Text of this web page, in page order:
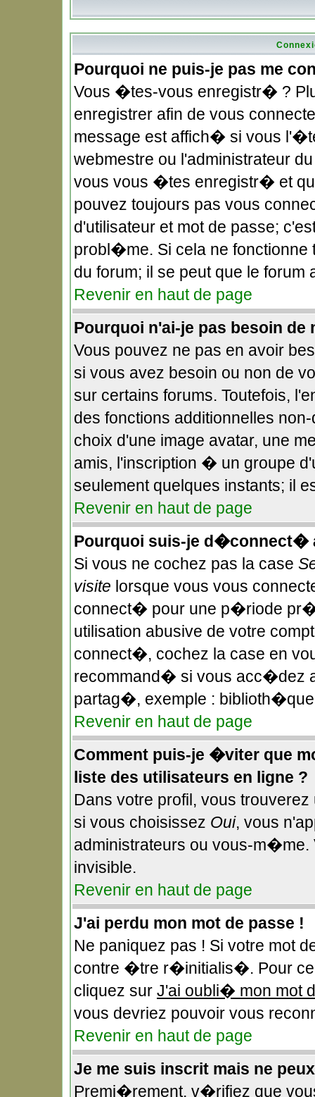
Pourquoi ne puis-je pas me
Vous �tes-vous enregistr� ?
enregistrer afin de vous
message est affich� si vous
webmestre ou l'administrateur
vous vous �tes enregistr� et
pouvez toujours pas vous
d'utilisateur et mot de passe;
probl�me. Si cela ne fonctionne
du forum; il se peut que le
Revenir en haut de page
Pourquoi n'ai-je pas besoin de
Vous pouvez ne pas en avoir
si vous avez besoin ou non de
sur certains forums. Toutefois,
des fonctions additionnelles
choix d'une image avatar, une
amis, l'inscription � un groupe
seulement quelques instants; il
Revenir en haut de page
Pourquoi suis-je d�connect�
Si vous ne cochez pas la case
visite lorsque vous vous
connect� pour une p�riode
utilisation abusive de votre
connect�, cochez la case en
recommand� si vous acc�dez
partag�, exemple :
Revenir en haut de page
Comment puis-je �viter que
liste des utilisateurs en ligne ?
Dans votre profil, vous
si vous choisissez Oui, vous
administrateurs ou vous-
invisible.
Revenir en haut de page
J'ai perdu mon mot de passe !
Ne paniquez pas ! Si votre mot
contre �tre r�initialis�. Pour ce
cliquez sur J'ai oubli� mon mot
vous devriez pouvoir vous
Revenir en haut de page
Je me suis inscrit mais ne
Premi�rement, v�rifiez que